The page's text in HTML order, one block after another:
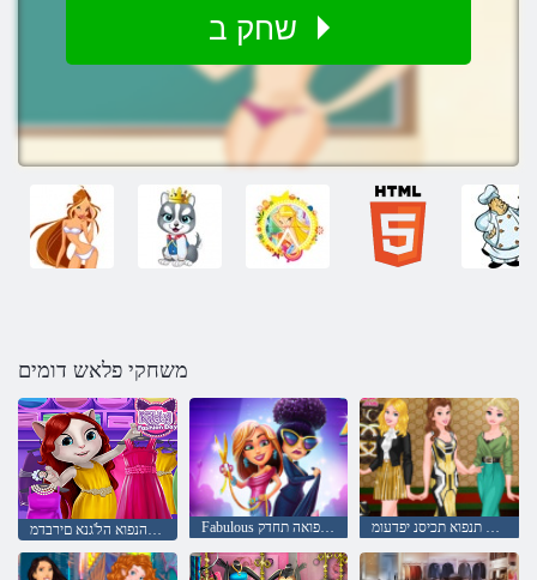
משחקי פלאש דומים
םוי הנפוא הל'גנא םירבדמ Fabulous הל'גנא לש הנפואה תחדק םיגתומ תנפוא תכיסנ יפדעומ